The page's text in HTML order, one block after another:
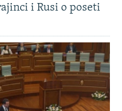
i Rusi o poseti